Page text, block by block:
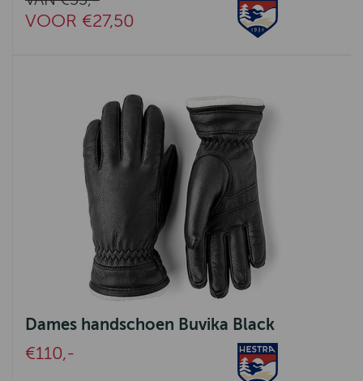
VOOR €27,50
Dames handschoen Buvika Black
€110,-